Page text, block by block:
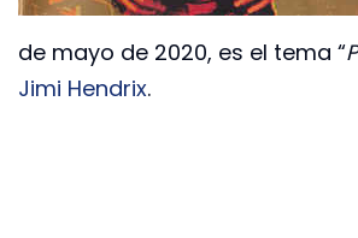
de mayo de 2020, es el tema “
Jimi Hendrix.